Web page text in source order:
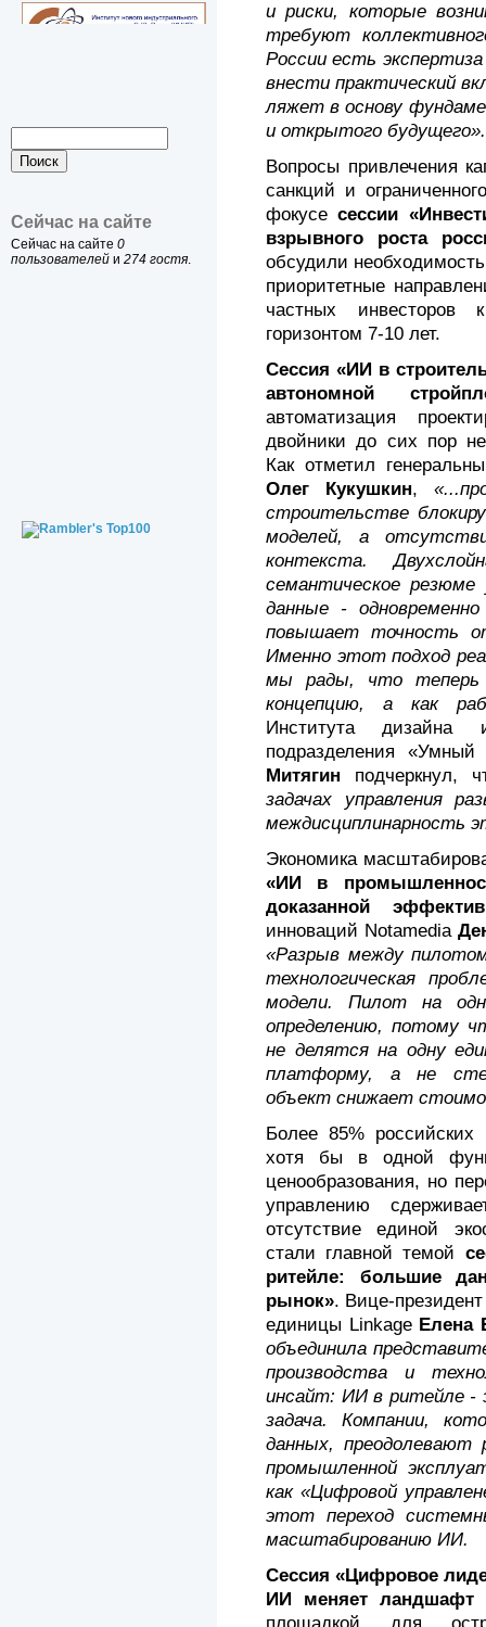
Сейчас на сайте
Сейчас на сайте 0
пользователей и 274 гостя.
и риски, которые
требуют
России есть
внести практический
ляжет в основу
и открытого будущего».
Вопросы привлечения
санкций и
фокусесессии
взрывного роста
обсудили
приоритетные
частных инвесторов
горизонтом 7-10 лет.
Сессия «ИИ в
автономной
автоматизация
двойники до сих пор
Как отметил
Олег Кукушкин,
строительстве
моделей, а
контекста.
семантическое резюме
данные -
повышает точность
Именно этот подход
мы рады, что теперь
концепцию, а как
Института дизайна
подразделения
Митягин подчеркнул,
задачах управления
междисциплинарность
Экономика
«ИИ в
доказанной
инноваций Notamedia
«Разрыв между
технологическая
модели. Пилот на
определению, потому
не делятся на одну
платформу, а не
объект снижает
Более 85%
хотя бы в одной
ценообразования, но
управлению
отсутствие единой
стали главной темой
ритейле: большие
рынок». Вице-
единицы Linkage Елена
объединила
производства и
инсайт: ИИ в ритейле -
задача. Компании,
данных, преодолевают
промышленной
как «Цифровой
этот переход
масштабированию ИИ.
Сессия «Цифровое
ИИ меняет ландшафт